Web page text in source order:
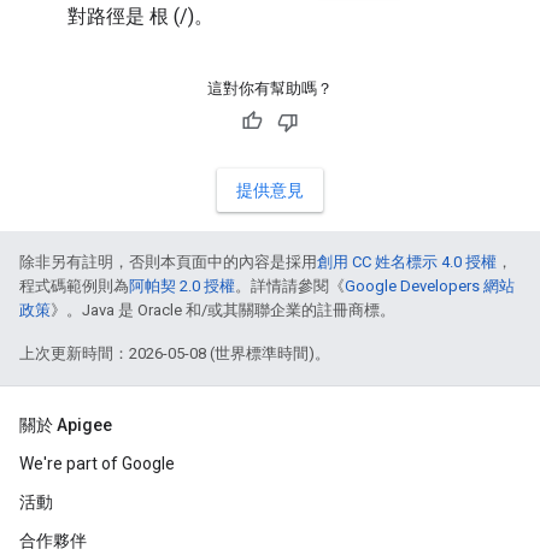
對路徑是 根 (/)。
這對你有幫助嗎？
提供意見
除非另有註明，否則本頁面中的內容是採用創用 CC 姓名標示 4.0 授權 ，
程式碼範例則為阿帕契 2.0 授權。詳情請參閱《Google Developers 網站
政策》。Java 是 Oracle 和/或其關聯企業的註冊商標。
上次更新時間：2026-05-08 (世界標準時間)。
關於 Apigee
We're part of Google
活動
合作夥伴